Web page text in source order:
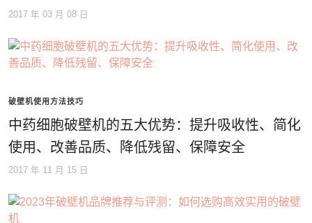
2017 年 03 月 08 日
破壁机使用方法技巧
中药细胞破壁机的五大优势：提升吸收性、简化
使用、改善品质、降低残留、保障安全
2017 年 11 月 15 日